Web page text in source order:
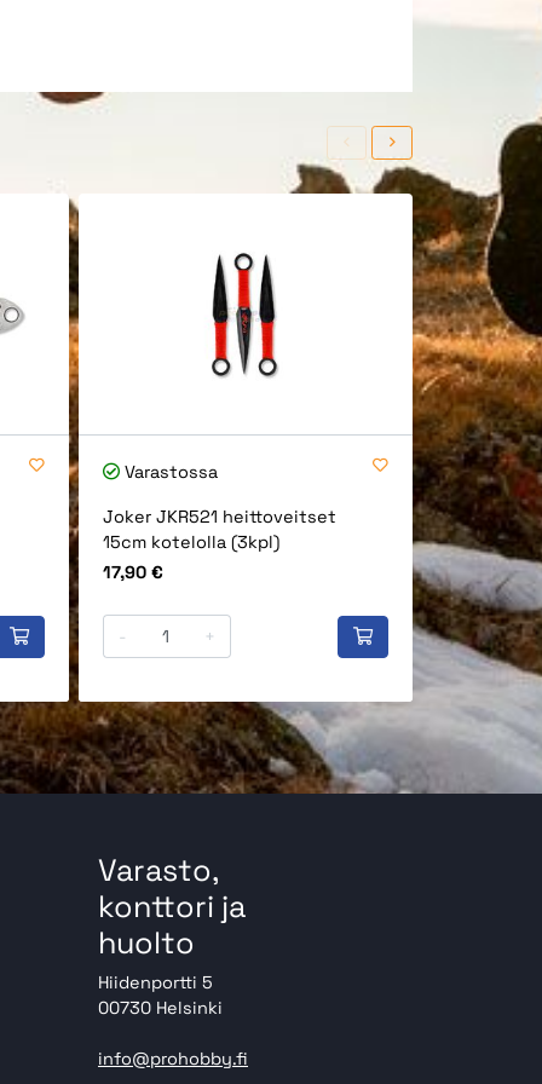
Varastossa
Joker JKR521 heittoveitset
15cm kotelolla (3kpl)
Hinta
17,90 €
- +
Cold Steel
SK5
Hinta
64,90 €
-
Varasto,
konttori ja
huolto
Hiidenportti 5
00730 Helsinki
info@prohobby.fi